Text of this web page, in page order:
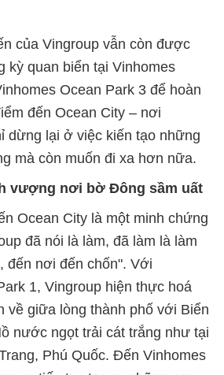
của Vingroup vẫn còn được
kỳ quan biển tại Vinhomes
Ocean Park 3 để hoàn
đến Ocean City – nơi
dừng lại ở việc kiến tạo những
mà còn muốn đi xa hơn nữa.
vượng nơi bờ Đông sầm uất
Ocean City là một minh chứng
đã nói là làm, đã làm là làm
đến nơi đến chốn". Với
1, Vingroup hiện thực hoá
về giữa lòng thành phố với Biển
nước ngọt trải cát trắng như tại
Phú Quốc. Đến Vinhomes